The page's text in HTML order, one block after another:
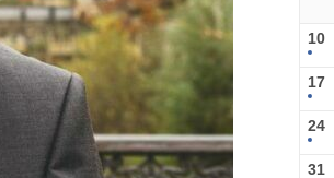
10
17
24
31